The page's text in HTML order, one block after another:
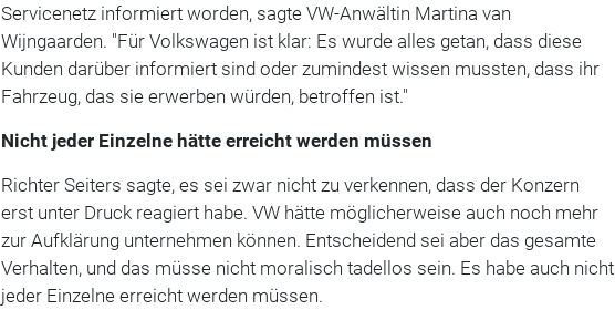
Servicenetz informiert worden, sagte VW-Anwältin Martina van
Wijngaarden. "Für Volkswagen ist klar: Es wurde alles getan, dass diese
Kunden darüber informiert sind oder zumindest wissen mussten, dass ihr
Fahrzeug, das sie erwerben würden, betroffen ist."
Nicht jeder Einzelne hätte erreicht werden müssen
Richter Seiters sagte, es sei zwar nicht zu verkennen, dass der Konzern
erst unter Druck reagiert habe. VW hätte möglicherweise auch noch mehr
zur Aufklärung unternehmen können. Entscheidend sei aber das gesamte
Verhalten, und das müsse nicht moralisch tadellos sein. Es habe auch nicht
jeder Einzelne erreicht werden müssen.